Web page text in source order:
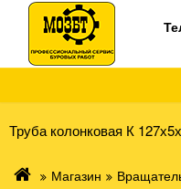
Труба колонковая К
Магазин